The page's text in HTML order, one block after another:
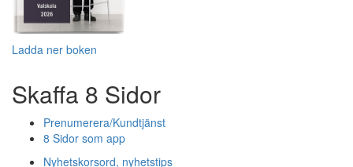
Ladda ner boken
Skaffa 8 Sidor
Prenumerera/Kundtjänst
8 Sidor som app
Nyhetskorsord, nyhetstips